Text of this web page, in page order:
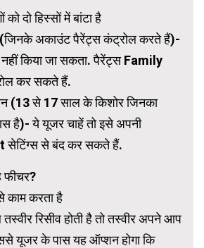
दो हिस्सों में बांटा है
अकाउंट पैरेंट्स कंट्रोल करते हैं)-
किया जा सकता. पैरेंट्स Family
कर सकते हैं.
(13 से 17 साल के किशोर जिनका
है)- ये यूजर चाहें तो इसे अपनी
से बंद कर सकते हैं.
फीचर?
काम करता है
रिसीव होती है तो तस्वीर अपने आप
यूजर के पास यह ऑप्शन होगा कि